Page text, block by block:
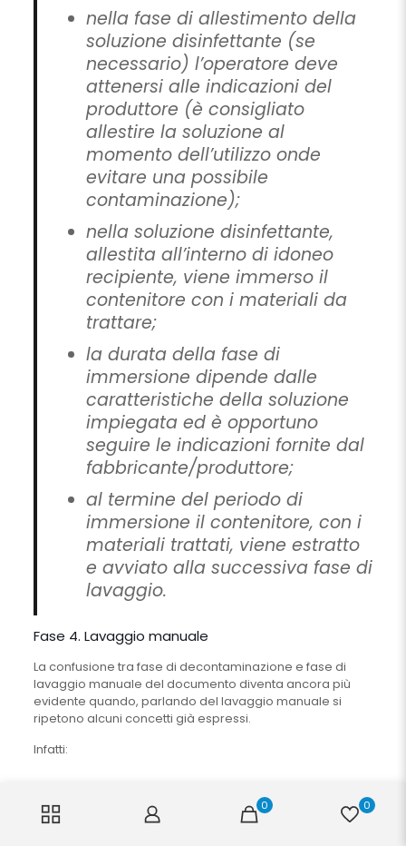
nella fase di allestimento della
soluzione disinfettante (se
necessario) l’operatore deve
attenersi alle indicazioni del
produttore (è consigliato
allestire la soluzione al
momento dell’utilizzo onde
evitare una possibile
contaminazione);
nella soluzione disinfettante,
allestita all’interno di idoneo
recipiente, viene immerso il
contenitore con i materiali da
trattare;
la durata della fase di
immersione dipende dalle
caratteristiche della soluzione
impiegata ed è opportuno
seguire le indicazioni fornite dal
fabbricante/produttore;
al termine del periodo di
immersione il contenitore, con i
materiali trattati, viene estratto
e avviato alla successiva fase di
lavaggio.
Fase 4. Lavaggio manuale
La confusione tra fase di decontaminazione e fase di
lavaggio manuale del documento diventa ancora più
evidente quando, parlando del lavaggio manuale si
ripetono alcuni concetti già espressi.
Infatti:
La procedura per la pulizia
manuale prevede che il materiale
0 0